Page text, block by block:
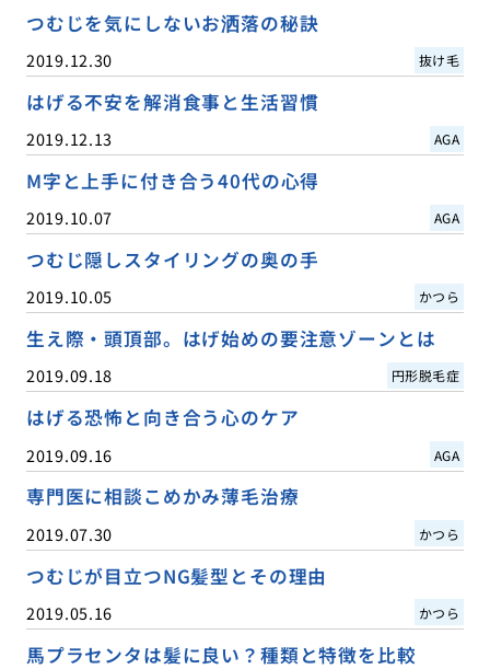
つむじを気にしないお洒落の秘訣
2019.12.30 抜け毛
はげる不安を解消食事と生活習慣
2019.12.13 AGA
M字と上手に付き合う40代の心得
2019.10.07 AGA
つむじ隠しスタイリングの奥の手
2019.10.05 かつら
生え際・頭頂部。はげ始めの要注意ゾーンとは
2019.09.18 円形脱毛症
はげる恐怖と向き合う心のケア
2019.09.16 AGA
専門医に相談こめかみ薄毛治療
2019.07.30 かつら
つむじが目立つNG髪型とその理由
2019.05.16 かつら
馬プラセンタは髪に良い？種類と特徴を比較